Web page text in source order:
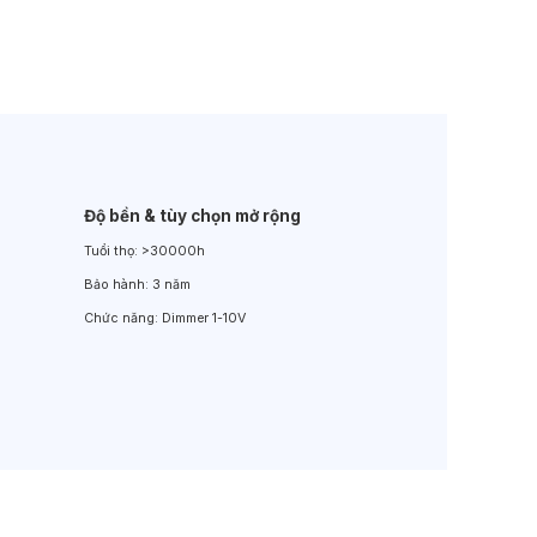
Độ bền & tùy chọn mở rộng
Tuổi thọ: >30000h
Bảo hành: 3 năm
Chức năng: Dimmer 1-10V